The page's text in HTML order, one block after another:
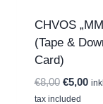
CHVOS
(Tape &
Card)
€8,00
Preis
€5,00
tax included